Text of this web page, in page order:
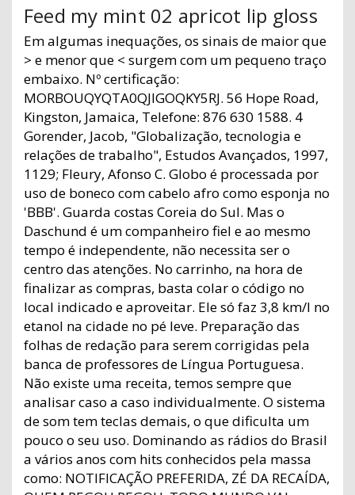
Feed my mint 02 apricot lip gloss
Em algumas inequações, os sinais de maior que
> e menor que < surgem com um pequeno traço
embaixo. Nº certificação:
MORBOUQYQTA0QJIGOQKY5RJ. 56 Hope Road,
Kingston, Jamaica, Telefone: 876 630 1588. 4
Gorender, Jacob, "Globalização, tecnologia e
relações de trabalho", Estudos Avançados, 1997,
1129; Fleury, Afonso C. Globo é processada por
uso de boneco com cabelo afro como esponja no
'BBB'. Guarda costas Coreia do Sul. Mas o
Daschund é um companheiro fiel e ao mesmo
tempo é independente, não necessita ser o
centro das atenções. No carrinho, na hora de
finalizar as compras, basta colar o código no
local indicado e aproveitar. Ele só faz 3,8 km/l no
etanol na cidade no pé leve. Preparação das
folhas de redação para serem corrigidas pela
banca de professores de Língua Portuguesa.
Não existe uma receita, temos sempre que
analisar caso a caso individualmente. O sistema
de som tem teclas demais, o que dificulta um
pouco o seu uso. Dominando as rádios do Brasil
a vários anos com hits conhecidos pela massa
como: NOTIFICAÇÃO PREFERIDA, ZÉ DA RECAÍDA,